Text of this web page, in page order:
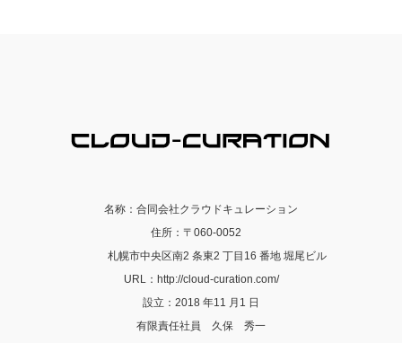
名称：合同会社クラウドキュレーション
住所：〒060-0052
札幌市中央区南2 条東2 丁目16 番地 堀尾ビル
URL：http://cloud-curation.com/
設立：2018 年11 月1 日
有限責任社員 久保 秀一